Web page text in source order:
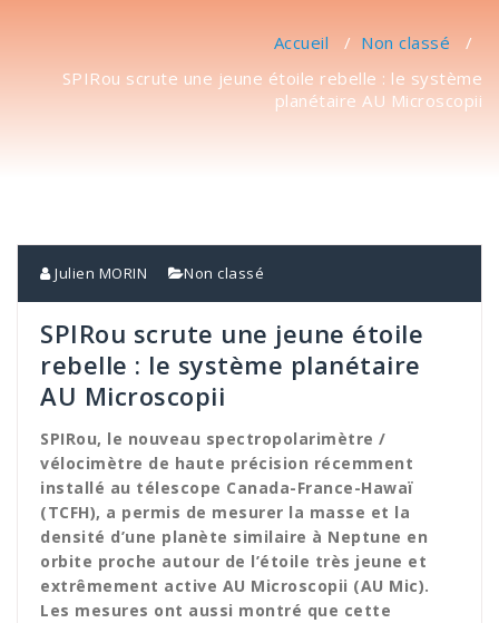
Accueil / Non classé /
SPIRou scrute une jeune étoile rebelle : le système
planétaire AU Microscopii
Julien MORIN Non classé
SPIRou scrute une jeune étoile
rebelle : le système planétaire
AU Microscopii
SPIRou, le nouveau spectropolarimètre /
vélocimètre de haute précision récemment
installé au télescope Canada-France-Hawaï
(TCFH), a permis de mesurer la masse et la
densité d’une planète similaire à Neptune en
orbite proche autour de l’étoile très jeune et
extrêmement active AU Microscopii (AU Mic).
Les mesures ont aussi montré que cette